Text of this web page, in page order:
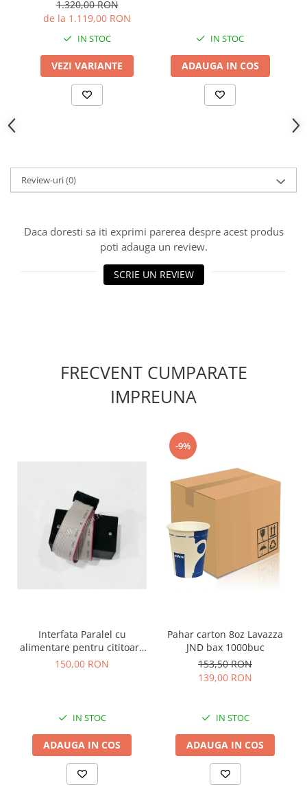
1.320,00 RON
de la 1.119,00 RON
IN STOC
VEZI VARIANTE
IN STOC
ADAUGA IN COS
Review-uri(0)
Daca doresti sa iti exprimi parerea despre acest produs
poti adauga un review.
SCRIE UN REVIEW
FRECVENT CUMPARATE
IMPREUNA
Interfata Paralel cu
alimentare pentru cititoare
bancnote
150,00 RON
IN STOC
ADAUGA IN COS
-9%
Pahar carton 8oz Lavazza
JND bax 1000buc
153,50 RON
139,00 RON
IN STOC
ADAUGA IN COS